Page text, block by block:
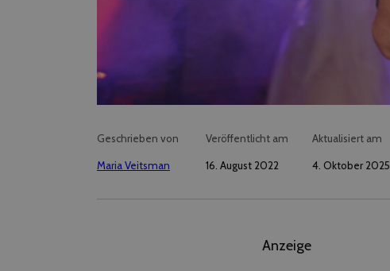
Geschrieben von
Maria Veitsman
Veröffentlicht am
16. August 2022
Aktualisiert am
4. Oktober 2025
Anzeige